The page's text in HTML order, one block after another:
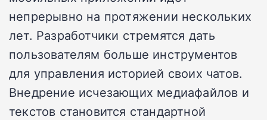
непрерывно на протяжении нескольких
лет. Разработчики стремятся дать
пользователям больше инструментов
для управления историей своих чатов.
Внедрение исчезающих медиафайлов и
текстов становится стандартной